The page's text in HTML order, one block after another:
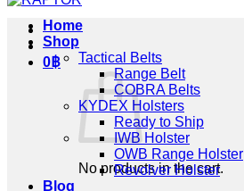
0฿
No products in the cart.
Home
Shop
Tactical Belts
Range Belt
COBRA Belts
KYDEX Holsters
Ready to Ship
IWB Holster
OWB Range Holster
Revolver Holster
Blog